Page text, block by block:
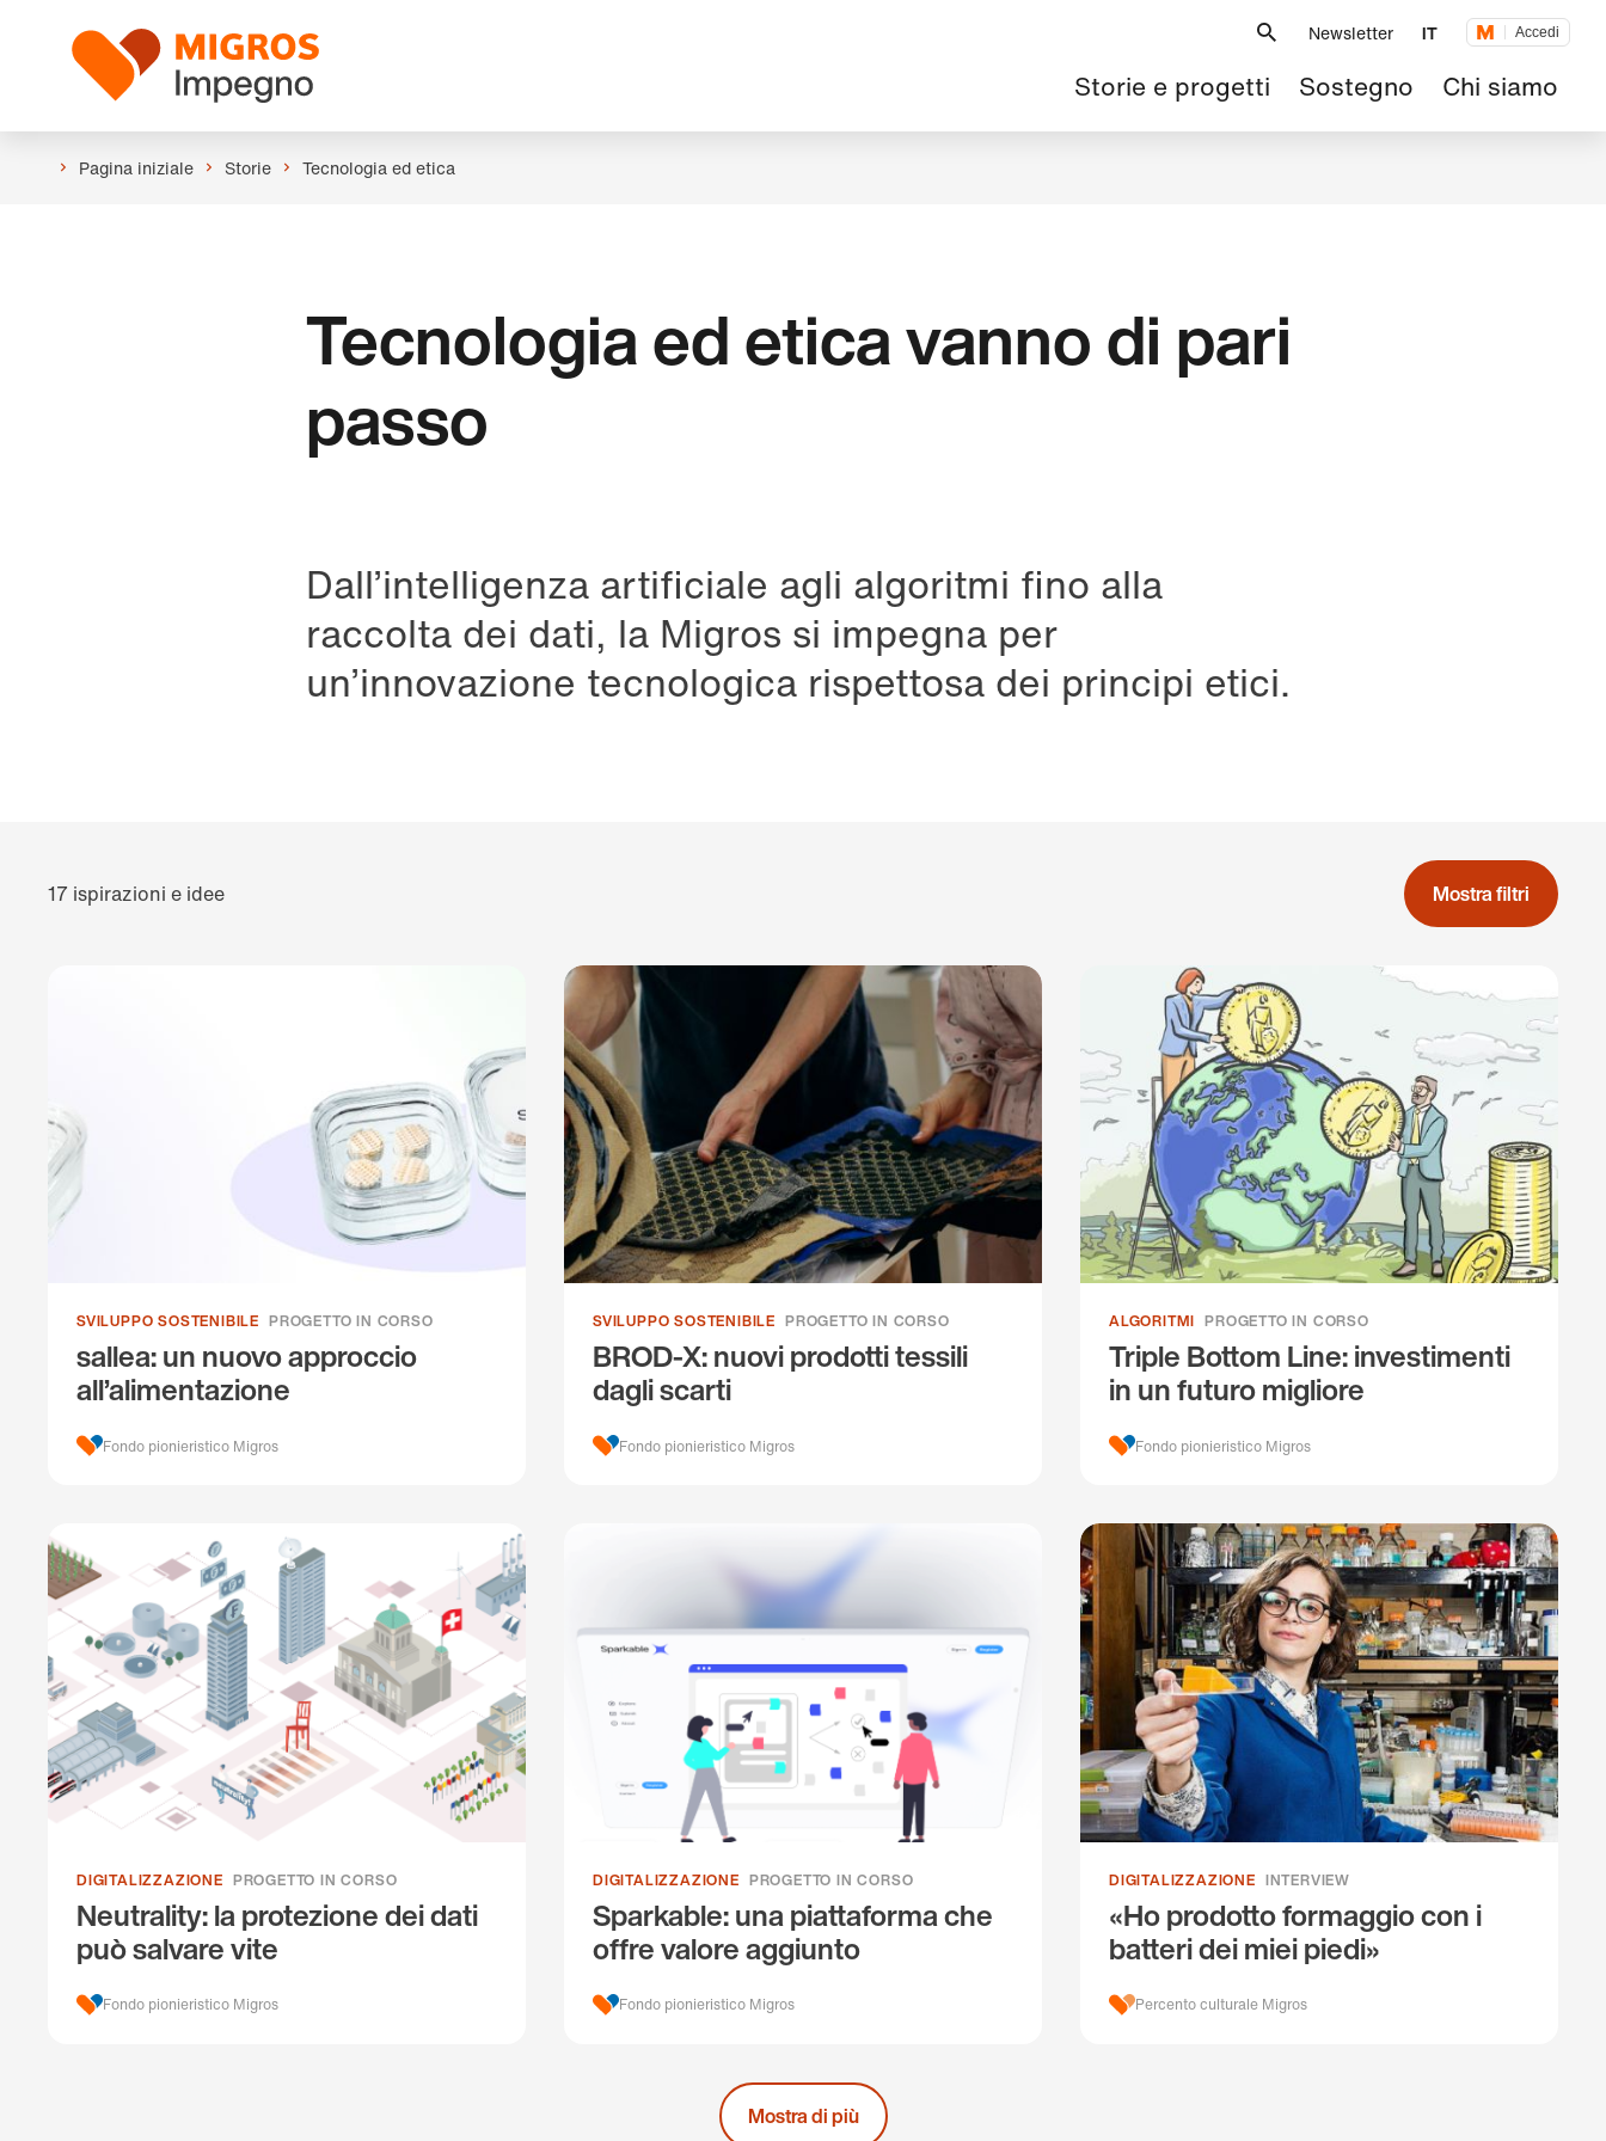
navigazione
Logo
Newsletter IT Accedi
Navigazione
principale
Storie e progetti Sostegno Chi siamo
Pagina iniziale Storie Tecnologia ed etica
Tecnologia ed etica vanno di pari
passo
Dall’intelligenza artificiale agli algoritmi fino alla
raccolta dei dati, la Migros si impegna per
un’innovazione tecnologica rispettosa dei principi etici.
17 ispirazioni e idee Mostra filtri
SVILUPPO SOSTENIBILE PROGETTO IN CORSO
sallea: un nuovo approccio
all’alimentazione
Fondo pionieristico Migros
SVILUPPO SOSTENIBILE PROGETTO IN CORSO
BROD-X: nuovi prodotti tessili
dagli scarti
Fondo pionieristico Migros
ALGORITMI PROGETTO IN CORSO
Triple Bottom Line: investimenti
in un futuro migliore
Fondo pionieristico Migros
DIGITALIZZAZIONE PROGETTO IN CORSO
Neutrality: la protezione dei dati
può salvare vite
Fondo pionieristico Migros
DIGITALIZZAZIONE PROGETTO IN CORSO
Sparkable: una piattaforma che
offre valore aggiunto
Fondo pionieristico Migros
DIGITALIZZAZIONE INTERVIEW
«Ho prodotto formaggio con i
batteri dei miei piedi»
Percento culturale Migros
Mostra di più